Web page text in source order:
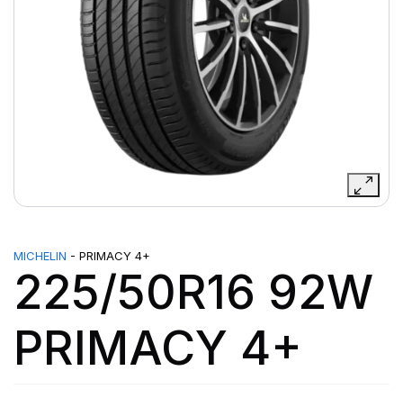
MICHELIN - PRIMACY 4+
225/50R16 92W
PRIMACY 4+